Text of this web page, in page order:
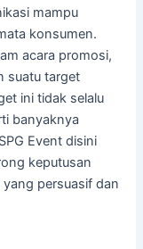
mampu
konsumen.
acara promosi,
suatu target
ini tidak selalu
banyaknya
Event disini
keputusan
persuasif dan